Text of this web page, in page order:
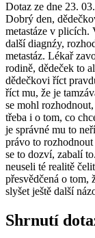
Dotaz ze dne 23.
Dobrý den,
metastáze v plicích.
další diagnźy,
metastáz. Lékař
rodině, dědeček to
dědečkovi říct
říct mu, že je
se mohl
třeba i o tom, co
je správné mu to
právo to
se to dozví, zabalí
neuseli té realitě
přesvědčená o tom,
slyšet ještě další
Shrnutí